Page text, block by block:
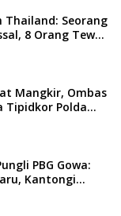
Thailand: Seorang
8 Orang Tewas
Mangkir, Ombas
Tipidkor Polda
PBG Gowa:
Kantongi